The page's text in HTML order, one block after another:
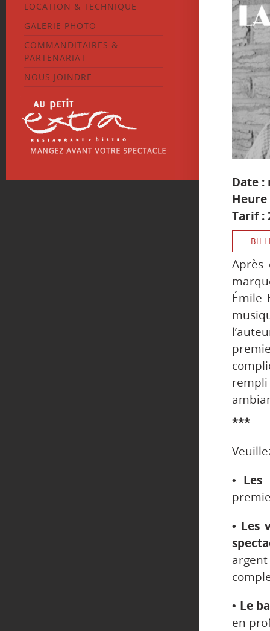
LOCATION & TECHNIQUE
GALERIE PHOTO
COMMANDITAIRES &
PARTENARIAT
NOUS JOINDRE
Date :
Heure
Tarif :
Après
Émile
***
• Les
• Les
• Le
en